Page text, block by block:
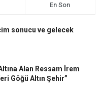
En Son
sonucu ve gelecek
Alan Ressam İrem
Göğü Altın Şehir”